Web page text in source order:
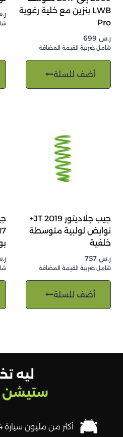
LWB بنزين مع خلية رغوية
Pro
ر.س
شامل ضريبة القيمة المضافة
أضف للسلة
جيب جلاديتور JT 2019+
نوابض لولبية متوسطة
خلفية
ر.س
شامل ضريبة القيمة المضافة
أضف للسلة
ليه
ستيشن 4×4
أكثر من مليون سيارة 4×4 معدلة